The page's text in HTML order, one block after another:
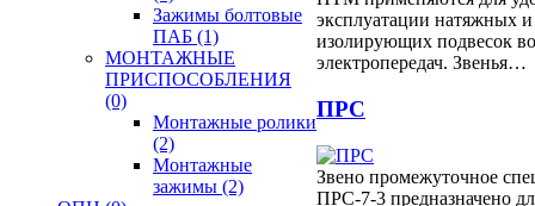
Зажимы болтовые
ПАБ (1)
МОНТАЖНЫЕ
ПРИСПОСОБЛЕНИЯ
(0)
Монтажные ролики
(2)
Монтажные
зажимы (2)
эксплуатации натяжных
изолирующих подвесок
электропередач. Звенья…
ПРС
Звено промежуточное
ПРС-7-3 предназначено